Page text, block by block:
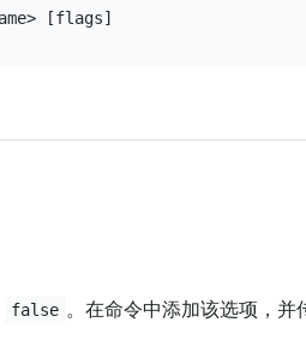
false 。在命令中添加该选项，并